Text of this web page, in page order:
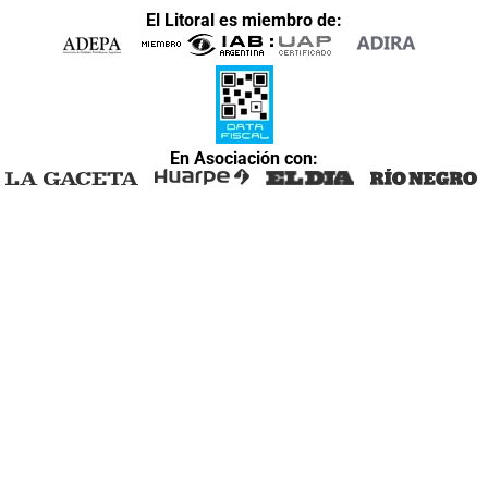
El Litoral es miembro de:
En Asociación con: